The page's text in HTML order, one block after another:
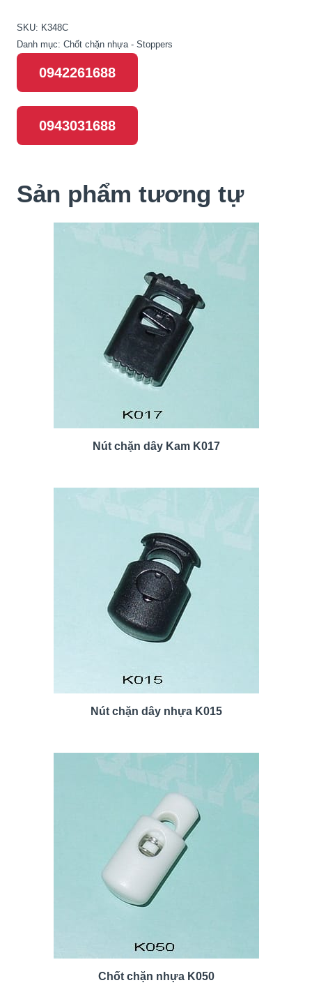
SKU: K348C
Danh mục: Chốt chặn nhựa - Stoppers
0942261688
0943031688
Sản phẩm tương tự
Nút chặn dây Kam K017
Nút chặn dây nhựa K015
Chốt chặn nhựa K050